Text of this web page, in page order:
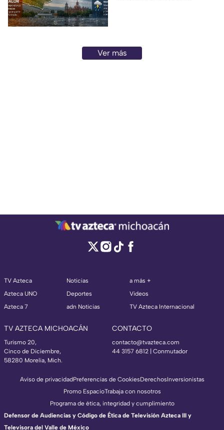
Ver más
TV Azteca
Azteca UNO
Azteca 7
Noticias
Deportes
adn Noticias
a más +
Videos
TV Azteca Internacional
TV AZTECA MICHOACÁN
Turismo 20,
Cinco de Diciembre,
58280 Morelia, Mich.
CONTACTO
contacto@tvazteca.com
44 3157 6812 | Conmutador
Aviso de privacidadPreferencias de CookiesDerechosInversionistas
Promo EspacioTrabaja con nosotros
Programa de ética, integridad y cumplimiento
Defensor de Audiencias y Código de Ética de Televisión Azteca III y
Televisora del Valle de México